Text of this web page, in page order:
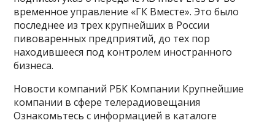
временное управление «ГК Вместе». Это было
последнее из трех крупнейших в России
пивоваренных предприятий, до тех пор
находившееся под контролем иностранного
бизнеса.
Новости компаний РБК Компании Крупнейшие
компании в сфере телерадиовещания
Ознакомьтесь с информацией в каталоге